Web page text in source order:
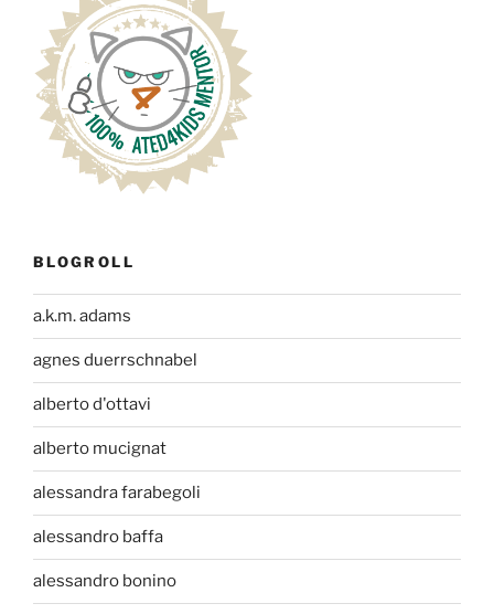
BLOGROLL
a.k.m. adams
agnes duerrschnabel
alberto d'ottavi
alberto mucignat
alessandra farabegoli
alessandro baffa
alessandro bonino